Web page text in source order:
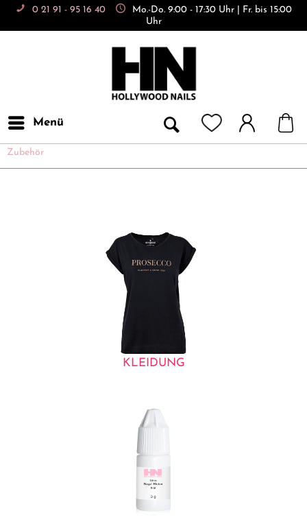
0 21 91 - 95 16 40
Mo.-Do. 9:00 - 17:30 Uhr | Fr. bis 15:00
Uhr
Menü
Zubehör
KLEIDUNG